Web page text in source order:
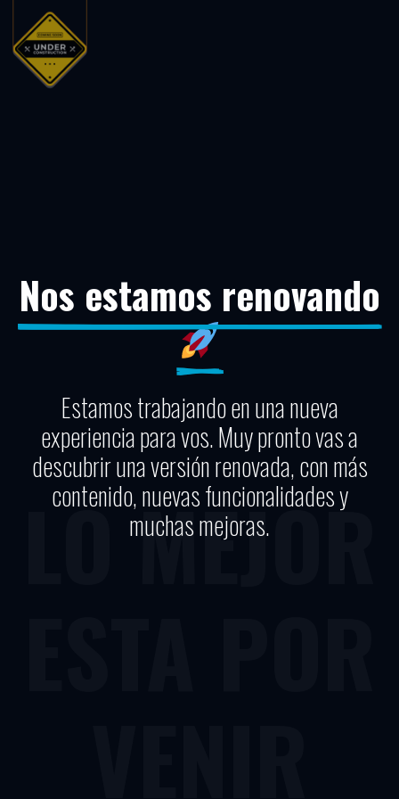
Nos estamos renovando
Estamos trabajando en una nueva
experiencia para vos. Muy pronto vas a
descubrir una versión renovada, con más
contenido, nuevas funcionalidades y
muchas mejoras.
LO MEJOR